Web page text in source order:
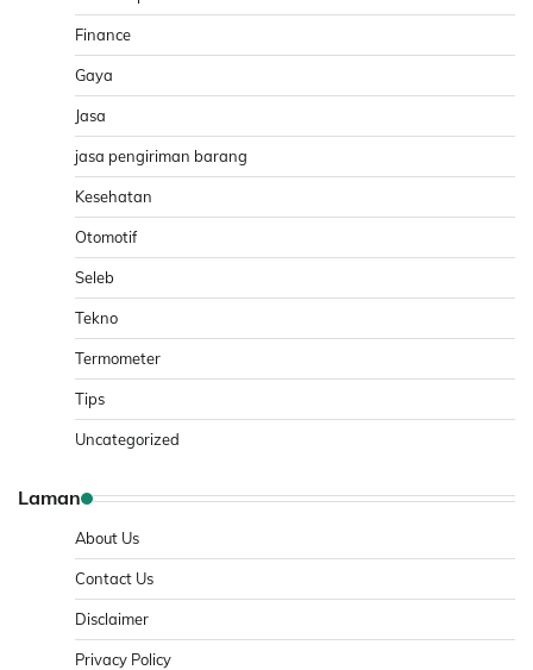
Finance
Gaya
Jasa
jasa pengiriman barang
Kesehatan
Otomotif
Seleb
Tekno
Termometer
Tips
Uncategorized
Laman
About Us
Contact Us
Disclaimer
Privacy Policy